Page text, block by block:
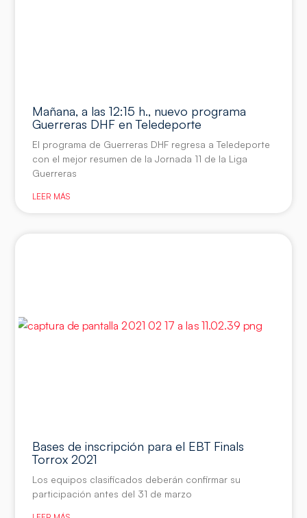
Mañana, a las 12:15 h., nuevo programa
Guerreras DHF en Teledeporte
El programa de Guerreras DHF regresa a Teledeporte
con el mejor resumen de la Jornada 11 de la Liga
Guerreras
LEER MÁS
Bases de inscripción para el EBT Finals
Torrox 2021
Los equipos clasificados deberán confirmar su
participación antes del 31 de marzo